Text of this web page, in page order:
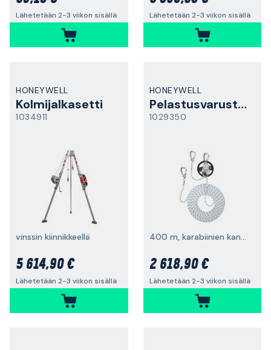
Lähetetään 2-3 viikon sisällä Lähetetään 2-3 viikon sisällä
HONEYWELL
Kolmijalkasetti
1034911
vinssin kiinnikkeellä
5 614,90 €
Lähetetään 2-3 viikon sisällä
HONEYWELL
Pelastusvarustesarja
1029350
400 m, karabiinien kanssa
2 618,90 €
Lähetetään 2-3 viikon sisällä